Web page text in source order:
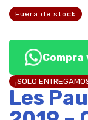
Fuera de stock
Compra
¡SOLO
Les